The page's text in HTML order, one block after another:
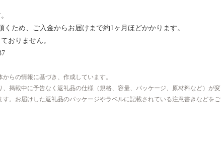
ため、ご入金からお届けまで約1ヶ月ほどかかります。
おりません。
らの情報に基づき、作成しています。
、掲載中に予告なく返礼品の仕様（規格、容量、パッケージ、原材料など）が変
す。お届けした返礼品のパッケージやラベルに記載されている注意書きなどをご